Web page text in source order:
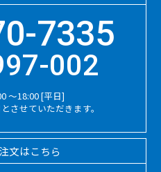
7335
002
～18:00 [平日]
させていただきます。
文はこちら